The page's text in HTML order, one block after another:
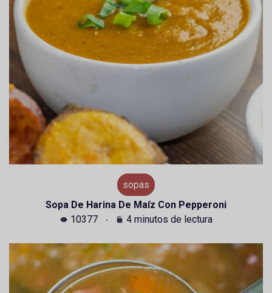
sopas
Sopa De Harina De Maíz Con Pepperoni
10377
4 minutos de lectura